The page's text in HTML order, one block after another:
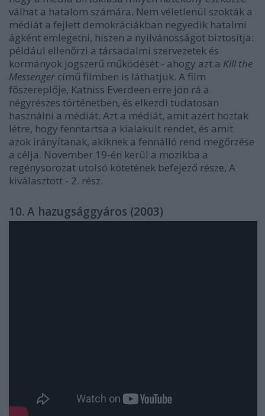
válhat a hatalom számára. Nem véletlenül szokták a
médiát a fejlett demokráciákban negyedik hatalmi
ágként emlegetni, hiszen a nyilvánosságot biztosítja:
például ellenőrzi a társadalmi szervezetek és
kormányok jogszerű működését - ahogy azt a Kill the
Messenger című filmben is láthatjuk. A film
főszereplője, Katniss Everdeen erre jön rá a
négyrészes történetben, és elkezdi tudatosan
használni a médiát. Azt a médiát, amit azért hoztak
létre, hogy fenntartsa a kialakult rendet, és amit
azok irányítanak, akiknek a fennálló rend megőrzése
a célja. November 19-én kerül a mozikba a
regénysorozat utolsó kötetének befejező része, A
kiválasztott - 2. rész.
10. A hazugsággyáros (2003)